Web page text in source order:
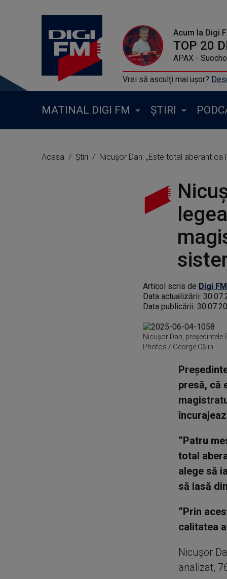
Acum la Digi
APAX -
Vrei să asculți mai ușor?
MATINAL DIGI FM ȘTIRI
Acasa Știri Nicuşor Dan: „Este total aberant
Articol scris de Digi FM
Data actualizării:
Data publicării:
Nicușor Dan,
Photos / George Călin
presă, că
”Patru
total
alege să
să iasă
”Prin
calitatea
Nicuşor
analizat,